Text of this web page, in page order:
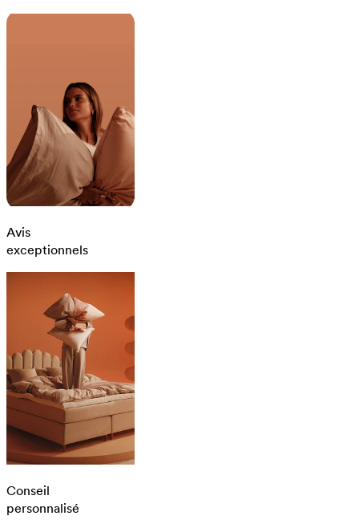
Avis
exceptionnels
Conseil
personnalisé